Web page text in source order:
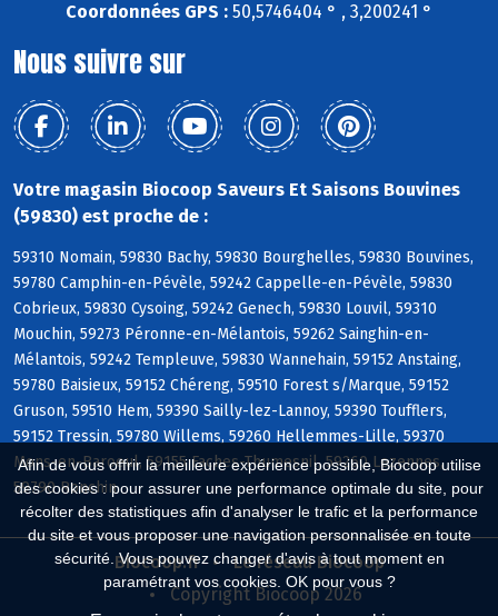
Afin de vous offrir la meilleure expérience possible, Biocoop utilise
des cookies : pour assurer une performance optimale du site, pour
récolter des statistiques afin d'analyser le trafic et la performance
du site et vous proposer une navigation personnalisée en toute
sécurité. Vous pouvez changer d'avis à tout moment en
paramétrant vos cookies. OK pour vous ?
Coordonnées GPS : 50,5746404 ° , 3,200241 °
Nous suivre sur
Votre magasin Biocoop Saveurs Et Saisons Bouvines
(59830) est proche de :
59310 Nomain, 59830 Bachy, 59830 Bourghelles, 59830 Bouvines,
59780 Camphin-en-Pévèle, 59242 Cappelle-en-Pévèle, 59830
Cobrieux, 59830 Cysoing, 59242 Genech, 59830 Louvil, 59310
Mouchin, 59273 Péronne-en-Mélantois, 59262 Sainghin-en-
Mélantois, 59242 Templeuve, 59830 Wannehain, 59152 Anstaing,
59780 Baisieux, 59152 Chéreng, 59510 Forest s/Marque, 59152
Gruson, 59510 Hem, 59390 Sailly-lez-Lannoy, 59390 Toufflers,
59152 Tressin, 59780 Willems, 59260 Hellemmes-Lille, 59370
Mons-en-Baroeul, 59155 Faches-Thumesnil, 59260 Lezennes,
59790 Ronchin
Biocoop.fr
Le réseau Biocoop
Copyright Biocoop 2026